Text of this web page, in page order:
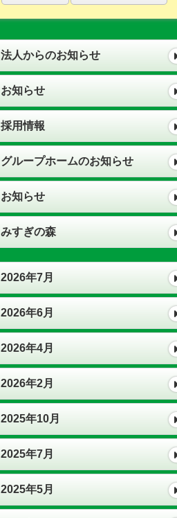
法人からのお知らせ
お知らせ
採用情報
グループホームのお知らせ
お知らせ
みすぎの森
2026年7月
2026年6月
2026年4月
2026年2月
2025年10月
2025年7月
2025年5月